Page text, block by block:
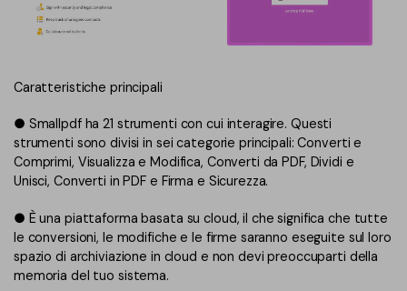
Caratteristiche principali
● Smallpdf ha 21 strumenti con cui interagire. Questi
strumenti sono divisi in sei categorie principali: Converti e
Comprimi, Visualizza e Modifica, Converti da PDF, Dividi e
Unisci, Converti in PDF e Firma e Sicurezza.
● È una piattaforma basata su cloud, il che significa che tutte
le conversioni, le modifiche e le firme saranno eseguite sul loro
spazio di archiviazione in cloud e non devi preoccuparti della
memoria del tuo sistema.